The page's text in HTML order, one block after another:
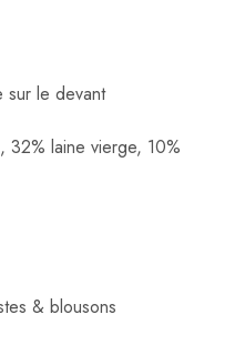
sur le devant
32% laine vierge, 10%
& blousons